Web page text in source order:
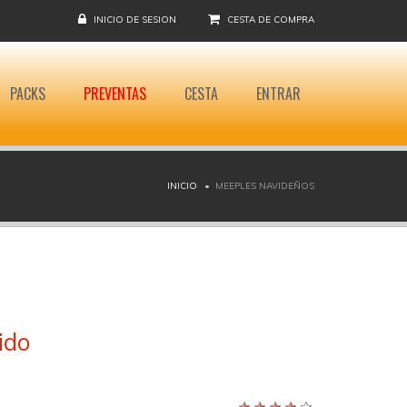
INICIO DE SESION CESTA DE COMPRA
PACKS PREVENTAS CESTA ENTRAR
INICIO MEEPLES NAVIDEÑOS